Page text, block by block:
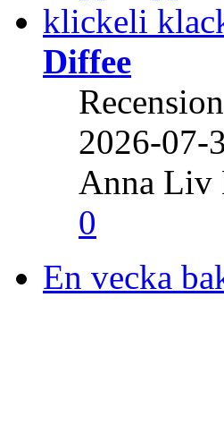
Diffee
Recension
2026-07-
Anna Liv
0
En vecka